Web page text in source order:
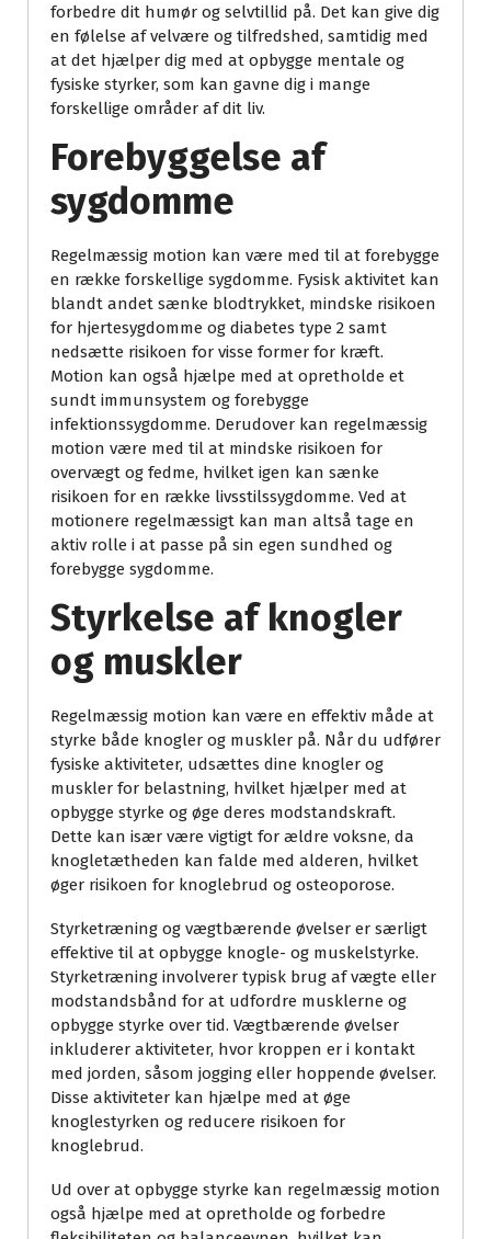
forbedre dit humør og selvtillid på. Det kan give dig
en følelse af velvære og tilfredshed, samtidig med
at det hjælper dig med at opbygge mentale og
fysiske styrker, som kan gavne dig i mange
forskellige områder af dit liv.
Forebyggelse af
sygdomme
Regelmæssig motion kan være med til at forebygge
en række forskellige sygdomme. Fysisk aktivitet kan
blandt andet sænke blodtrykket, mindske risikoen
for hjertesygdomme og diabetes type 2 samt
nedsætte risikoen for visse former for kræft.
Motion kan også hjælpe med at opretholde et
sundt immunsystem og forebygge
infektionssygdomme. Derudover kan regelmæssig
motion være med til at mindske risikoen for
overvægt og fedme, hvilket igen kan sænke
risikoen for en række livsstilssygdomme. Ved at
motionere regelmæssigt kan man altså tage en
aktiv rolle i at passe på sin egen sundhed og
forebygge sygdomme.
Styrkelse af knogler
og muskler
Regelmæssig motion kan være en effektiv måde at
styrke både knogler og muskler på. Når du udfører
fysiske aktiviteter, udsættes dine knogler og
muskler for belastning, hvilket hjælper med at
opbygge styrke og øge deres modstandskraft.
Dette kan især være vigtigt for ældre voksne, da
knogletætheden kan falde med alderen, hvilket
øger risikoen for knoglebrud og osteoporose.
Styrketræning og vægtbærende øvelser er særligt
effektive til at opbygge knogle- og muskelstyrke.
Styrketræning involverer typisk brug af vægte eller
modstandsbånd for at udfordre musklerne og
opbygge styrke over tid. Vægtbærende øvelser
inkluderer aktiviteter, hvor kroppen er i kontakt
med jorden, såsom jogging eller hoppende øvelser.
Disse aktiviteter kan hjælpe med at øge
knoglestyrken og reducere risikoen for
knoglebrud.
Ud over at opbygge styrke kan regelmæssig motion
også hjælpe med at opretholde og forbedre